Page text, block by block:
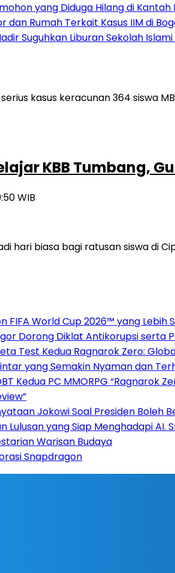
yang Diduga Hilang di
dan Rumah Terkait Kasus IIM di
Suguhkan Liburan Sekolah
KBB Tumbang,
WIB
hari biasa bagi ratusan siswa
FIFA World Cup 2026™ yang Lebih
Dorong Diklat Antikorupsi serta
Test Kedua Ragnarok Zero:
yang Semakin Nyaman dan
Kedua PC MMORPG “Ragnarok
Jokowi Soal Presiden Boleh
Lulusan yang Siap Menghadapi
Warisan Budaya
Snapdragon